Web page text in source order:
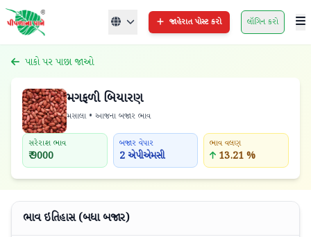
જાહેરાત પોસ્ટ કરો લૉગિન કરો
પાકો પર પાછા જાઓ
મગફળી બિયારણ
મસાલા • આજના બજાર ભાવ
સરેરાશ ભાવ
₹ 9000
બજાર વેપાર
2 એપીએમસી
ભાવ વલણ
13.21 %
ભાવ ઇતિહાસ (બધા બજાર)